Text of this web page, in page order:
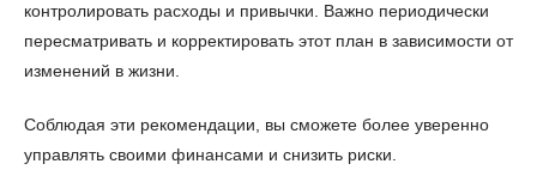
контролировать расходы и привычки. Важно периодически
пересматривать и корректировать этот план в зависимости от
изменений в жизни.
Соблюдая эти рекомендации, вы сможете более уверенно
управлять своими финансами и снизить риски.